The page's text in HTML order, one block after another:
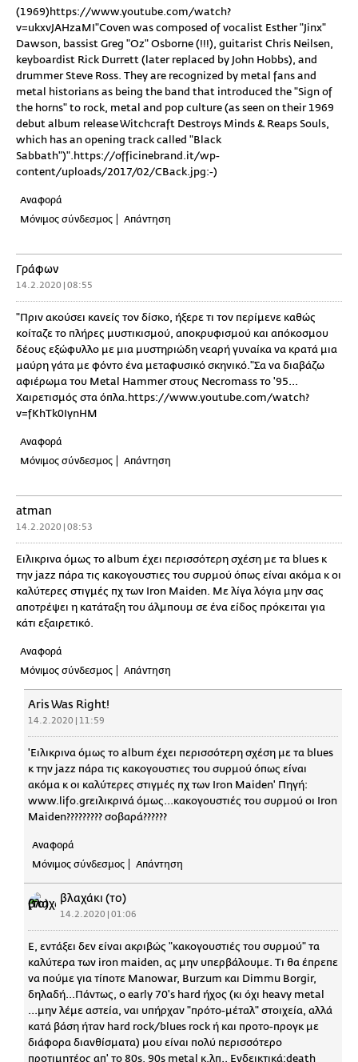
(1969)https://www.youtube.com/watch?
v=ukxvJAHzaMI"Coven was composed of vocalist Esther "Jinx"
Dawson, bassist Greg "Oz" Osborne (!!!), guitarist Chris Neilsen,
keyboardist Rick Durrett (later replaced by John Hobbs), and
drummer Steve Ross. They are recognized by metal fans and
metal historians as being the band that introduced the "Sign of
the horns" to rock, metal and pop culture (as seen on their 1969
debut album release Witchcraft Destroys Minds & Reaps Souls,
which has an opening track called "Black
Sabbath")".https://officinebrand.it/wp-
content/uploads/2017/02/CBack.jpg:-)
Αναφορά
Μόνιμος σύνδεσμος
Απάντηση
Γράφων
14.2.2020 | 08:55
"Πριν ακούσει κανείς τον δίσκο, ήξερε τι τον περίμενε καθώς
κοίταζε το πλήρες μυστικισμού, αποκρυφισμού και απόκοσμου
δέους εξώφυλλο με μια μυστηριώδη νεαρή γυναίκα να κρατά μια
μαύρη γάτα με φόντο ένα μεταφυσικό σκηνικό."Σα να διαβάζω
αφιέρωμα του Metal Hammer στους Necromass το '95...
Χαιρετισμός στα όπλα.https://www.youtube.com/watch?
v=fKhTk0IynHM
Αναφορά
Μόνιμος σύνδεσμος
Απάντηση
atman
14.2.2020 | 08:53
Ειλικρινα όμως το album έχει περισσότερη σχέση με τα blues κ
την jazz πάρα τις κακογουστιες του συρμού όπως είναι ακόμα κ οι
καλύτερες στιγμές πχ των Iron Maiden. Με λίγα λόγια μην σας
αποτρέψει η κατάταξη του άλμπουμ σε ένα είδος πρόκειται για
κάτι εξαιρετικό.
Αναφορά
Μόνιμος σύνδεσμος
Απάντηση
Aris Was Right!
14.2.2020 | 11:59
'Ειλικρινα όμως το album έχει περισσότερη σχέση με τα blues
κ την jazz πάρα τις κακογουστιες του συρμού όπως είναι
ακόμα κ οι καλύτερες στιγμές πχ των Iron Maiden' Πηγή:
www.lifo.grειλικρινά όμως...κακογουστιές του συρμού οι Ιron
Maiden????????? σοβαρά??????
Αναφορά
Μόνιμος σύνδεσμος
Απάντηση
βλαχάκι (το)
14.2.2020 | 01:06
Ε, εντάξει δεν είναι ακριβώς "κακογουστιές του συρμού" τα
καλύτερα των iron maiden, ας μην υπερβάλουμε. Τι θα έπρεπε
να πούμε για τίποτε Μanowar, Burzum και Dimmu Borgir,
δηλαδή...Πάντως, o early 70's hard ήχος (κι όχι heavy metal
...μην λέμε αστεία, ναι υπήρχαν "πρότο-μέταλ" στοιχεία, αλλά
κατά βάση ήταν hard rock/blues rock ή και προτο-προγκ με
διάφορα διανθίσματα) μου είναι πολύ περισσότερο
προτιμητέος απ' το 80s, 90s metal κ.λπ.. Ενδεικτικά:death